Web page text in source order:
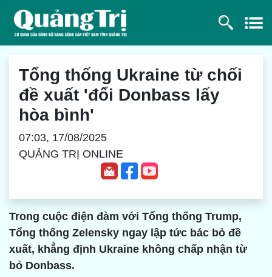
Tổng thống Ukraine từ chối
đề xuất 'đổi Donbass lấy
hòa bình'
07:03, 17/08/2025
QUẢNG TRỊ ONLINE
Trong cuộc điện đàm với Tổng thống Trump,
Tổng thống Zelensky ngay lập tức bác bỏ đề
xuất, khẳng định Ukraine không chấp nhận từ
bỏ Donbass.